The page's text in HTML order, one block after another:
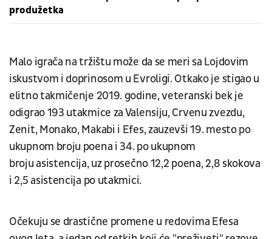
produžetka
Malo igrača na tržištu može da se meri sa Lojdovim
iskustvom i doprinosom u Evroligi. Otkako je stigao u
elitno takmičenje 2019. godine, veteranski bek je
odigrao 193 utakmice za Valensiju, Crvenu zvezdu,
Zenit, Monako, Makabi i Efes, zauzevši 19. mesto po
ukupnom broju poena i 34. po ukupnom
broju asistencija, uz prosečno 12,2 poena, 2,8 skokova
i 2,5 asistencija po utakmici.
Očekuju se drastične promene u redovima Efesa